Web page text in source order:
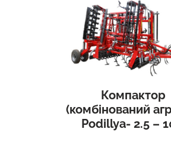
Компактор
(комбінований
Podillya- 2.5 –